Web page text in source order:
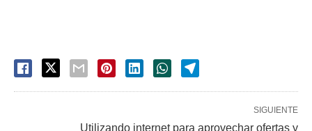
SIGUIENTE
Utilizando internet para aprovechar ofertas y